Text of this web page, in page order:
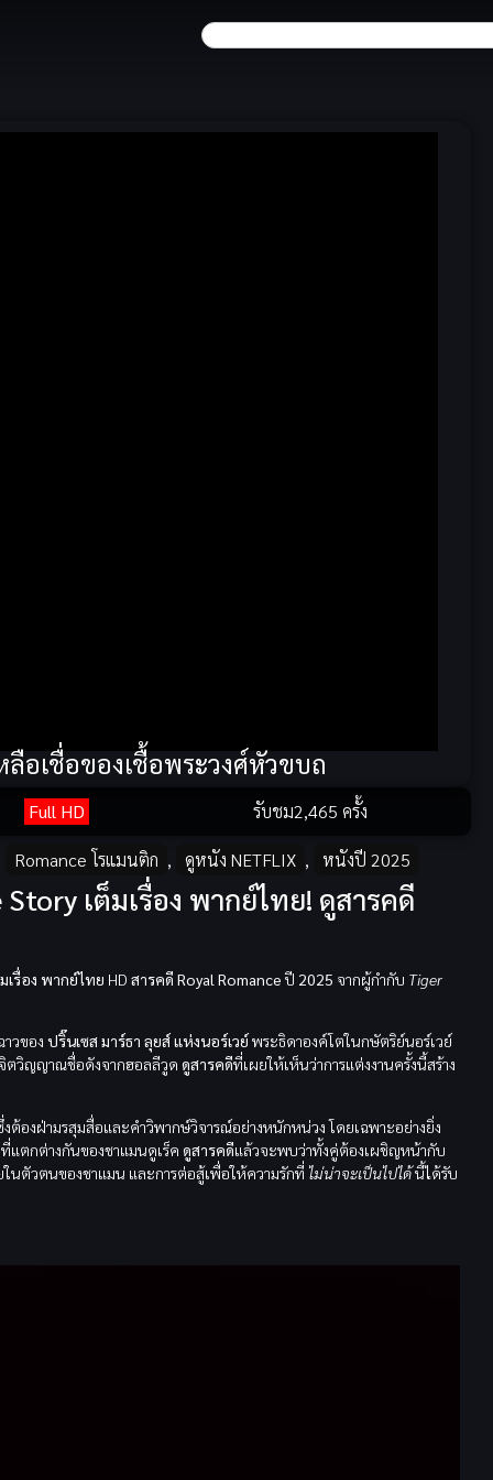
ลือเชื่อของเชื้อพระวงศ์หัวขบถ
Full HD รับชม2,465 ครั้ง
Romance โรแมนติก , ดูหนัง NETFLIX , หนังปี 2025
เต็มเรื่อง พากย์ไทย! ดูสารคดี
เรื่อง พากย์ไทย HD สารคดี Royal Romance ปี 2025 จากผู้กำกับ Tiger
วของ ปริ๊นเซส มาร์ธา ลุยส์ แห่งนอร์เวย์พระธิดาองค์โตในกษัตริย์นอร์เวย์
ตวิญญาณชื่อดังจากฮอลลีวูด ดูสารคดีที่เผยให้เห็นว่าการแต่งงานครั้งนี้สร้าง
ต้องฝ่ามรสุมสื่อและคำวิพากษ์วิจารณ์อย่างหนักหน่วง โดยเฉพาะอย่างยิ่ง
แตกต่างกันของชาแมนดูเร็ค ดูสารคดีแล้วจะพบว่าทั้งคู่ต้องเผชิญหน้ากับ
นตัวตนของชาแมน และการต่อสู้เพื่อให้ความรักที่ ไม่น่าจะเป็นไปได้นี้ได้รับ